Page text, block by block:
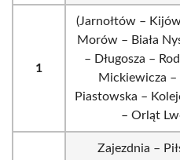
1
(Jarnołtów –
Morów – Biała
– Długosza –
Mickiewicza –
Piastowska –
– Orląt
Zajezdnia –